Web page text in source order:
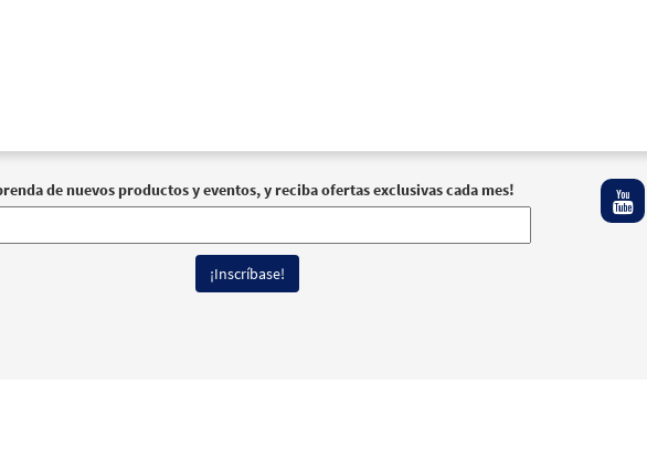
de nuevos productos y eventos, y reciba ofertas exclusivas cada mes!